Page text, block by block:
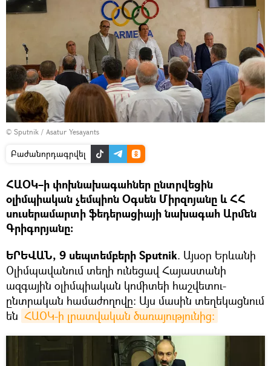
© Sputnik / Asatur Yesayants
Բաժանորդագրվել
ՀԱՕԿ–ի փոխնախագահներ ընտրվեցին
օլիմպիական չեմպիոն Օգսեն Միրզոյանը և ՀՀ
սուսերամարտի ֆեդերացիայի նախագահ Արմեն
Գրիգորյանը:
ԵՐԵՎԱՆ, 9 սեպտեմբերի Sputnik. Այսօր Երևանի
Օլիմպավանում տեղի ունեցավ Հայաստանի
ազգային օլիմպիական կոմիտեի հաշվետու-
ընտրական համաժողովը: Այս մասին տեղեկացնում
են ՀԱՕԿ-ի լրատվական ծառայությունից։